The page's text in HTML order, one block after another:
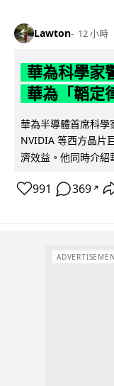
Lawton 12 小時
華為科學家
華為「韜定
華為半導體首席科
NVIDIA 等西方晶片
濟效益。他同時介紹
991 369 ↗